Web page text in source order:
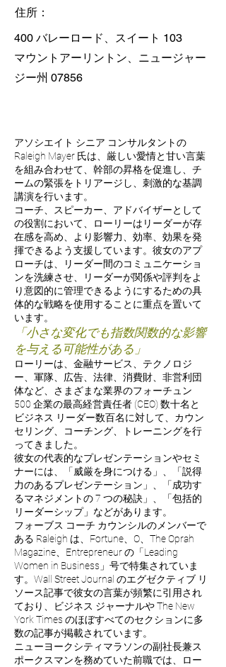
住所：
400 バレーロード、スイート 103
マウントアーリントン、ニュージャー
ジー州 07856
アソシエイト シニア コンサルタントの
Raleigh Mayer 氏は、厳しい愛情と甘い言葉
を組み合わせて、幹部の昇格を促進し、チ
ームの緊張をトリアージし、刺激的な基調
講演を行います。
コーチ、
スピーカー、アドバイザーとして
の役割において、ローリーはリーダーが存
在感を高め、より影響力、効率、効果を発
揮できるよう支援しています。彼女のアプ
ローチは 、リーダー間のコミュニケーショ
ンを洗練させ、リーダーが関係や評判をよ
り意図的に管理できるようにするための具
体的な戦略を使用することに重点を置いて
います。
「小さな変化でも指数関数的な影響
を与える可能性がある」
ローリーは、金融サービス、テクノロジ
ー、軍隊、広告、法律、消費財、非営利団
体など、さまざまな業界のフォーチュン
500 企業の最高経営責任者 (CEO) 数十名と
ビジネス リーダー数百名に対して、カウン
セリング、コーチング、トレーニングを行
ってきました。
彼女の代表的なプレゼンテーションやセミ
ナーには、「威厳を身につける」、「説得
力のあるプレゼンテーション」、「成功す
るマネジメントの 7 つの秘訣」、「包括的
リーダーシップ」などがあります。
フォーブス コーチ カウンシルのメンバーで
ある Raleigh は、Fortune、O、The Oprah
Magazine、Entrepreneur の「Leading
Women in Business」号で特集されていま
す。Wall Street Journal のエグゼクティブ リ
ソース記事で彼女の言葉が頻繁に引用され
ており、ビジネス ジャーナルや The New
York Times のほぼすべてのセクションに多
数の記事が掲載されています。
ニューヨークシティマラソンの副社長兼ス
ポークスマンを務めていた前職では、ロー